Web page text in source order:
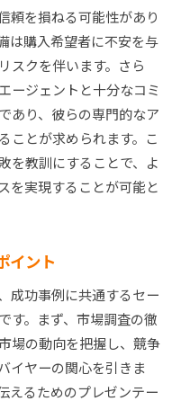
頼を損ねる可能性があり
は購入希望者に不安を与
スクを伴います。さら
ージェントと十分なコミ
あり、彼らの専門的なア
ことが求められます。こ
を教訓にすることで、よ
を実現することが可能と
イント
成功事例に共通するセー
す。まず、市場調査の徹
場の動向を把握し、競争
イヤーの関心を引きま
えるためのプレゼンテー